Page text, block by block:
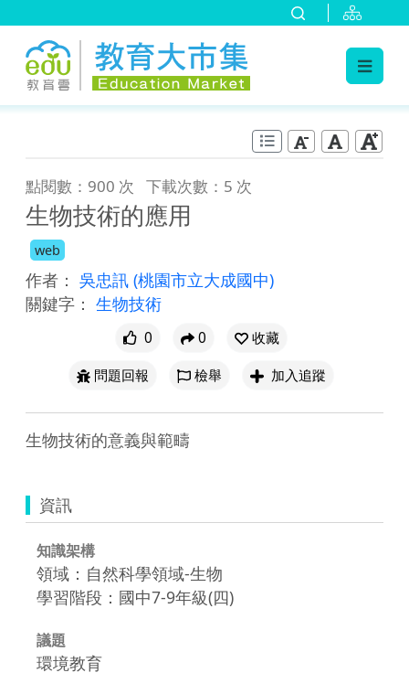
點閱數：900 次 下載次數：5 次
生物技術的應用
web
作者： 吳忠訊 (桃園市立大成國中)
關鍵字： 生物技術
0 0
收藏
問題回報
檢舉 加入追蹤
生物技術的意義與範疇
資訊
知識架構
領域：自然科學領域-生物
學習階段：國中7-9年級(四)
議題
環境教育